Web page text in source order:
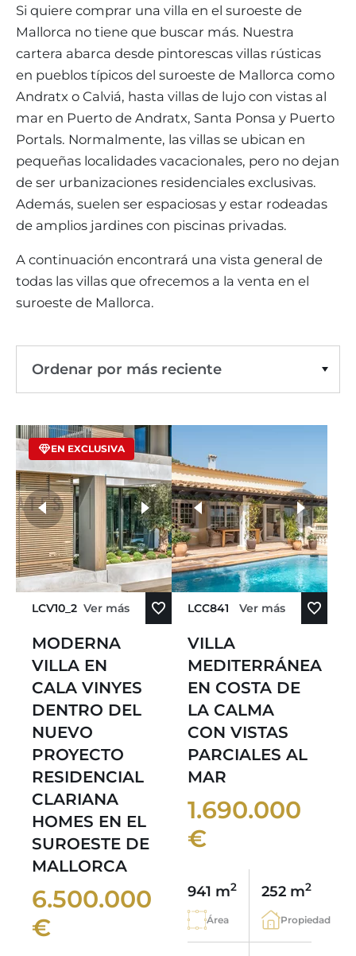
COMPLEJOS RESIDENCIALES
BUSCADOR DE PROPIEDADES
VENDER-BOUTIQUE-HOTEL
VÍDEO EN DIRECTO
CERTIFICADO ENERGETICO
IMPUESTOS Y GASTOS
FAQ
INMOBILIARIA PORTALS NOUS MALLORCA
EQUIPO
TESTIMONIOS
BLOG
AGENTE INMOBILIARIO INDEPENDIENTE
CONTACTO
REGION ANDRATX
REGIÓN SANTA PONSA
REGIÓN PORTALS
ESTILO DE VIDA EN MALLORCA
MALLORCA CULINARIA
SHOPPING EN MALLORCA
ACTIVIDADES DE OCI EN MALLORCA
COLEGIOS EN MALLORCA
LUXURY ESTATES & MALLORCA REVISTA
CHRISTIE'S
CONTACTO
suroeste-todas
Villa
Si quiere comprar una villa en el suroeste de
Mallorca no tiene que buscar más. Nuestra
cartera abarca desde pintorescas villas rústicas
en pueblos típicos del suroeste de Mallorca como
Andratx o Calviá, hasta villas de lujo con vistas al
mar en Puerto de Andratx, Santa Ponsa y Puerto
Portals. Normalmente, las villas se ubican en
pequeñas localidades vacacionales, pero no dejan
de ser urbanizaciones residenciales exclusivas.
Además, suelen ser espaciosas y estar rodeadas
de amplios jardines con piscinas privadas.
A continuación encontrará una vista general de
todas las villas que ofrecemos a la venta en el
suroeste de Mallorca.
Ordenar por más reciente
Ordenar por precio: de mayor a menor
Ordenar por más antiguo
Ordenar por más reciente
LCV10_2 Ver más
MODERNA
VILLA EN
CALA VINYES
DENTRO DEL
NUEVO
PROYECTO
RESIDENCIAL
CLARIANA
HOMES EN EL
SUROESTE DE
MALLORCA
6.500.000
€
EN EXCLUSIVA
más fotos
LCC841 Ver más
VILLA
MEDITERRÁNEA
EN COSTA DE
LA CALMA
CON VISTAS
PARCIALES AL
MAR
1.690.000
€
941 m2
Área
252 m2
Propiedad